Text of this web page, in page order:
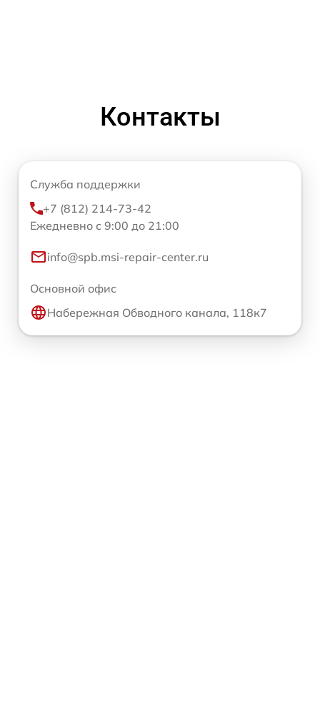
Контакты
Служба поддержки
+7 (812) 214-73-42
Ежедневно с 9:00 до 21:00
info@spb.msi-repair-center.ru
Основной офис
Набережная Обводного канала, 118к7